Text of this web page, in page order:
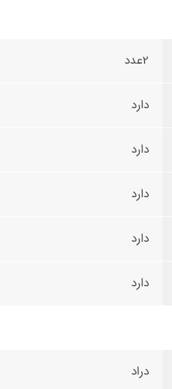
2عدد
دارد
دارد
دارد
دارد
دارد
دراد